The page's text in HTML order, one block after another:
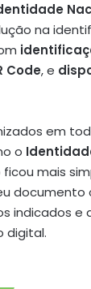
na
Code, e
em
o
mais
documento
indicados e
digital.